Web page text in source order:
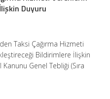
Duyuru
Taksi Çağırma Hizmeti
Bildirimlere İlişkin
Genel Tebliği (Sıra